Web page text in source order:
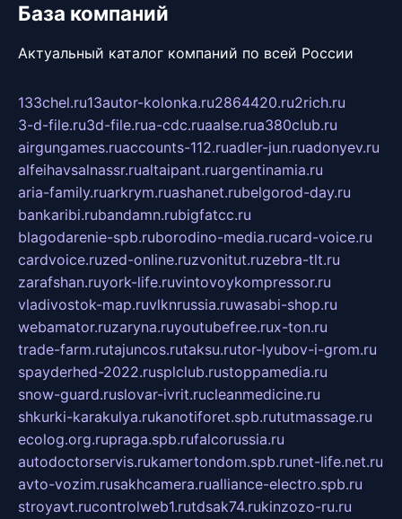
База компаний
Актуальный каталог компаний по всей России
133chel.ru13autor-kolonka.ru2864420.ru2rich.ru
3-d-file.ru3d-file.rua-cdc.ruaalse.rua380club.ru
airgungames.ruaccounts-112.ruadler-jun.ruadonyev.ru
alfeihavsalnassr.rualtaipant.ruargentinamia.ru
aria-family.ruarkrym.ruashanet.rubelgorod-day.ru
bankaribi.rubandamn.rubigfatcc.ru
blagodarenie-spb.ruborodino-media.rucard-voice.ru
cardvoice.ruzed-online.ruzvonitut.ruzebra-tlt.ru
zarafshan.ruyork-life.ruvintovoykompressor.ru
vladivostok-map.ruvlknrussia.ruwasabi-shop.ru
webamator.ruzaryna.ruyoutubefree.rux-ton.ru
trade-farm.rutajuncos.rutaksu.rutor-lyubov-i-grom.ru
spayderhed-2022.rusplclub.rustoppamedia.ru
snow-guard.ruslovar-ivrit.rucleanmedicine.ru
shkurki-karakulya.rukanotiforet.spb.rututmassage.ru
ecolog.org.rupraga.spb.rufalcorussia.ru
autodoctorservis.rukamertondom.spb.runet-life.net.ru
avto-vozim.rusakhcamera.rualliance-electro.spb.ru
stroyavt.rucontrolweb1.rutdsak74.rukinzozo-ru.ru